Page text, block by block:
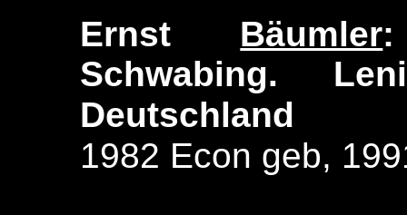
Ernst Bäumler
Schwabing.
Deutschland
1982 Econ geb,